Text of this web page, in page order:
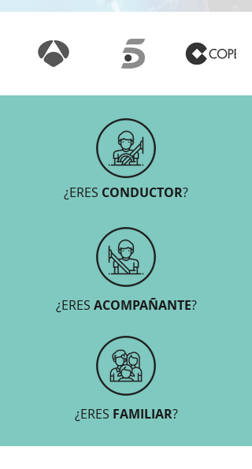
¿ERES CONDUCTOR?
¿ERES ACOMPAÑANTE?
¿ERES FAMILIAR?